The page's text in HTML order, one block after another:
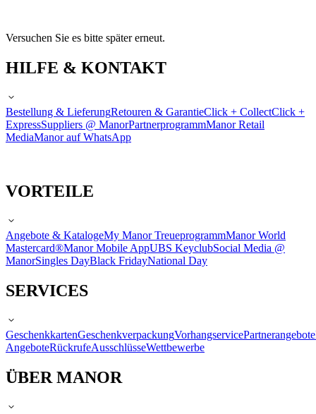
Versuchen Sie es bitte später erneut.
HILFE & KONTAKT
Bestellung & LieferungRetouren & GarantieClick + CollectClick +
ExpressSuppliers @ ManorPartnerprogrammManor Retail
MediaManor auf WhatsApp
VORTEILE
Angebote & KatalogeMy Manor TreueprogrammManor World
Mastercard®Manor Mobile AppUBS KeyclubSocial Media @
ManorSingles DayBlack FridayNational Day
SERVICES
GeschenkkartenGeschenkverpackungVorhangservicePartnerangebote
AngeboteRückrufeAusschlüsseWettbewerbe
ÜBER MANOR